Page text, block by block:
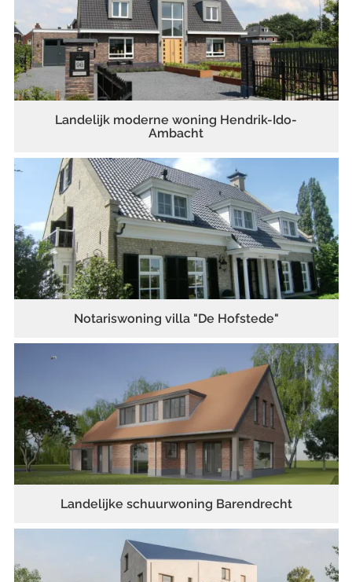
Landelijk moderne woning Hendrik-Ido-
Ambacht
Notariswoning villa "De Hofstede"
Landelijke schuurwoning Barendrecht